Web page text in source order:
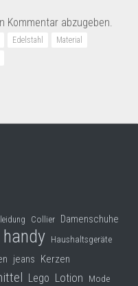
Kommentar abzugeben.
Edelstahl
Material
Collier Damenschuhe
handy Haushaltsgeräte
jeans Kerzen
Lego Lotion Mode